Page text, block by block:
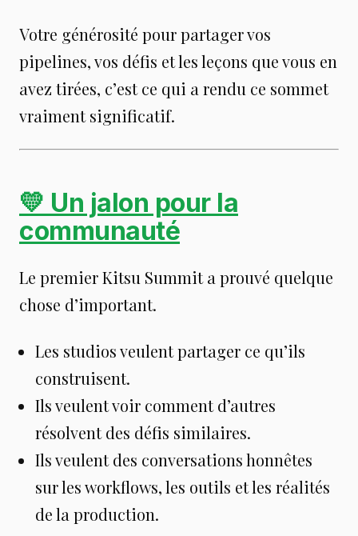
Votre générosité pour partager vos
pipelines, vos défis et les leçons que vous en
avez tirées, c’est ce qui a rendu ce sommet
vraiment significatif.
💛 Un jalon pour la
communauté
Le premier Kitsu Summit a prouvé quelque
chose d’important.
Les studios veulent partager ce qu’ils
construisent.
Ils veulent voir comment d’autres
résolvent des défis similaires.
Ils veulent des conversations honnêtes
sur les workflows, les outils et les réalités
de la production.